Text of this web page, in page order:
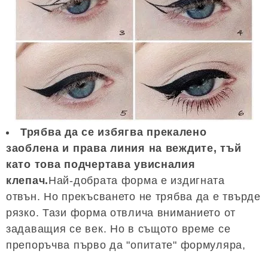
Трябва да се избягва прекалено
заоблена и права линия на веждите, тъй
като това подчертава увисналия
клепач.Най-добрата форма е издигната
отвън. Но прекъсването не трябва да е твърде
рязко. Тази форма отвлича вниманието от
задаващия се век. Но в същото време се
препоръчва първо да "опитате" формуляра,